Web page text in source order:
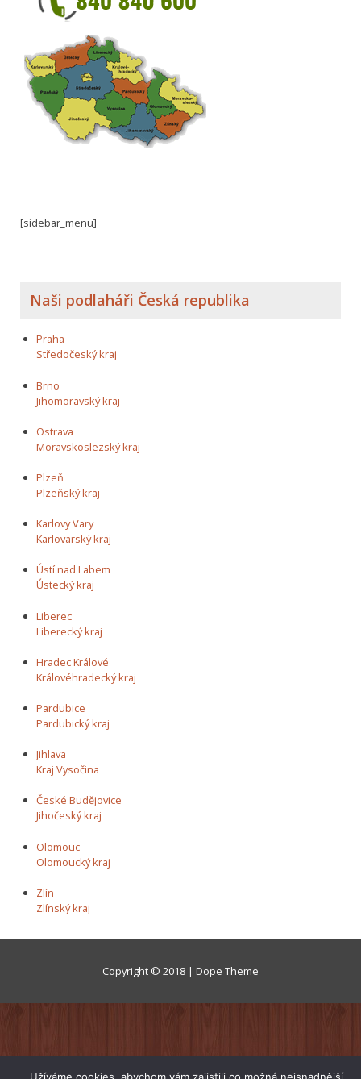
[sidebar_menu]
Naši podlaháři Česká republika
Praha
Středočeský kraj
Brno
Jihomoravský kraj
Ostrava
Moravskoslezský kraj
Plzeň
Plzeňský kraj
Karlovy Vary
Karlovarský kraj
Ústí nad Labem
Ústecký kraj
Liberec
Liberecký kraj
Hradec Králové
Královéhradecký kraj
Pardubice
Pardubický kraj
Jihlava
Kraj Vysočina
České Budějovice
Jihočeský kraj
Olomouc
Olomoucký kraj
Zlín
Zlínský kraj
Copyright © 2018 | Dope Theme